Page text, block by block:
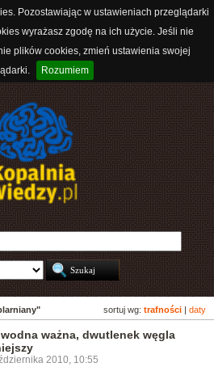
Pozostawiając w ustawieniach przeglądarki
wyrażasz zgodę na ich użycie. Jeśli nie
plików cookies, zmień ustawienia swojej
Rozumiem
sortuj wg: trafności daty
wodna ważna, dwutlenek węgla
2010, 10:55